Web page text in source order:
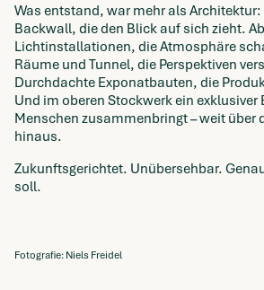
Was entstand, war mehr als Architektur:
Backwall, die den Blick auf sich zieht.
Lichtinstallationen, die Atmosphäre
Räume und Tunnel, die Perspektiven
Durchdachte Exponatbauten, die
Und im oberen Stockwerk ein exklusiver
Menschen zusammenbringt – weit über
hinaus.
Zukunftsgerichtet. Unübersehbar.
soll.
Fotografie: Niels Freidel